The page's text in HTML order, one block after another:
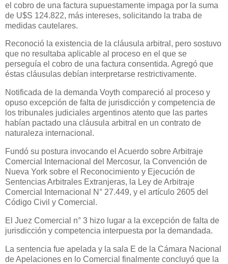
el cobro de una factura supuestamente impaga por la suma
de U$S 124.822, más intereses, solicitando la traba de
medidas cautelares.
Reconoció la existencia de la cláusula arbitral, pero sostuvo
que no resultaba aplicable al proceso en el que se
perseguía el cobro de una factura consentida. Agregó que
éstas cláusulas debían interpretarse restrictivamente.
Notificada de la demanda Voyth compareció al proceso y
opuso excepción de falta de jurisdicción y competencia de
los tribunales judiciales argentinos atento que las partes
habían pactado una cláusula arbitral en un contrato de
naturaleza internacional.
Fundó su postura invocando el Acuerdo sobre Arbitraje
Comercial Internacional del Mercosur, la Convención de
Nueva York sobre el Reconocimiento y Ejecución de
Sentencias Arbitrales Extranjeras, la Ley de Arbitraje
Comercial Internacional N° 27.449, y el artículo 2605 del
Código Civil y Comercial.
El Juez Comercial n° 3 hizo lugar a la excepción de falta de
jurisdicción y competencia interpuesta por la demandada.
La sentencia fue apelada y la sala E de la Cámara Nacional
de Apelaciones en lo Comercial finalmente concluyó que la